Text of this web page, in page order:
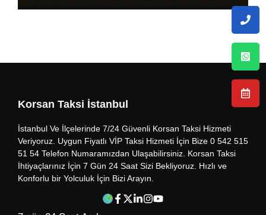
Korsan Taksi İstanbul
İstanbul Ve İlçelerinde 7/24 Güvenli Korsan Taksi Hizmeti
Veriyoruz. Uygun Fiyatlı VİP Taksi Hizmeti İçin Bize 0 542 515
51 54 Telefon Numaramızdan Ulaşabilirsiniz. Korsan Taksi
İhtiyaçlarınız İçin 7 Gün 24 Saat Sizi Bekliyoruz. Hızlı ve
Konforlu bir Yolculuk İçin Bizi Arayın.